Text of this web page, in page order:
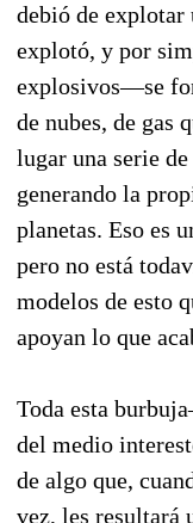
debió de explotar
explotó, y por
explosivos—se
de nubes, de gas
lugar una serie
generando la
planetas. Eso es
pero no está
modelos de esto
apoyan lo que
Toda esta
del medio
de algo que,
vez, les resultará